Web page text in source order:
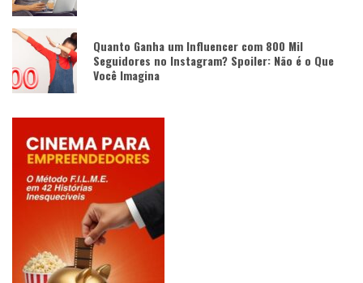
Quanto Ganha um Influencer com 800 Mil
Seguidores no Instagram? Spoiler: Não é o Que
Você Imagina